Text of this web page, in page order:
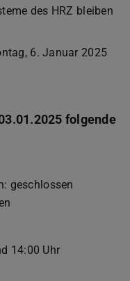
des HRZ bleiben
6. Januar 2025
folgende
geschlossen
14:00 Uhr